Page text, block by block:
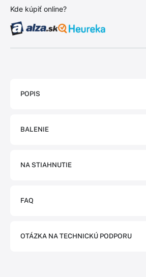
Kde kúpiť online?
POPIS
BALENIE
NA STIAHNUTIE
FAQ
OTÁZKA NA TECHNICKÚ PODPORU